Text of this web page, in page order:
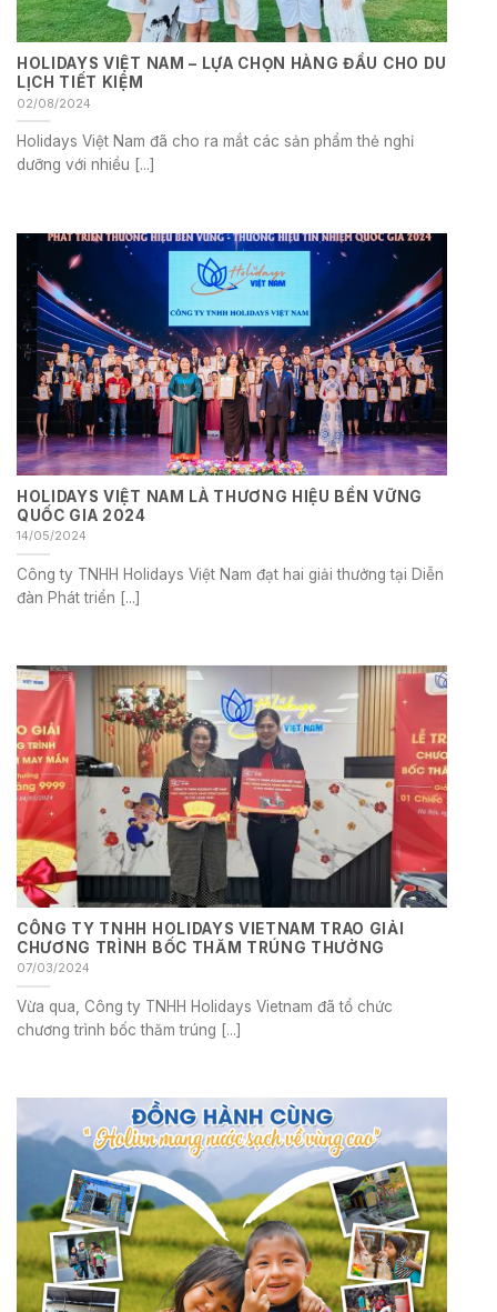
HOLIDAYS VIỆT NAM – LỰA CHỌN HÀNG ĐẦU CHO DU
LỊCH TIẾT KIỆM
02/08/2024
Holidays Việt Nam đã cho ra mắt các sản phẩm thẻ nghỉ
dưỡng với nhiều [...]
HOLIDAYS VIỆT NAM LÀ THƯƠNG HIỆU BỀN VỮNG
QUỐC GIA 2024
14/05/2024
Công ty TNHH Holidays Việt Nam đạt hai giải thưởng tại Diễn
đàn Phát triển [...]
CÔNG TY TNHH HOLIDAYS VIETNAM TRAO GIẢI
CHƯƠNG TRÌNH BỐC THĂM TRÚNG THƯỞNG
07/03/2024
Vừa qua, Công ty TNHH Holidays Vietnam đã tổ chức
chương trình bốc thăm trúng [...]